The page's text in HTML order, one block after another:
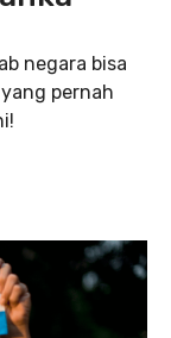
negara bisa
pernah